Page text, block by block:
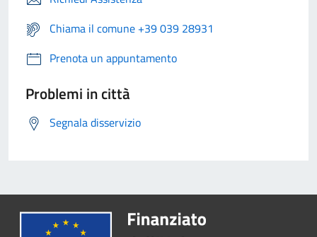
Chiama il comune +39 039 28931
Prenota un appuntamento
Problemi in città
Segnala disservizio